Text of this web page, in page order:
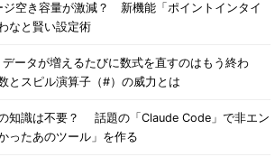
ジ空き容量が激減？ 新機能「ポイントインタイ
なと賢い設定術
データが増えるたびに数式を直すのはもう終わ
とスピル演算子（#）の威力とは
知識は不要？ 話題の「Claude Code」で非エン
ったあのツール」を作る